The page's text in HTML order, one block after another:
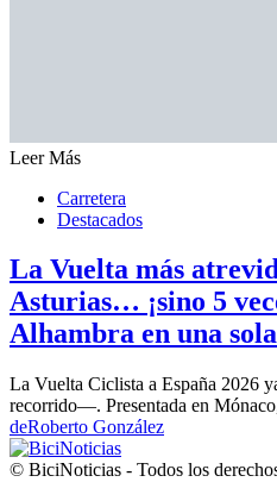
Leer Más
Carretera
Destacados
La Vuelta más
Asturias… ¡sino 5
Alhambra en una
La Vuelta Ciclista a España 2026
recorrido—. Presentada en
deRoberto González
© BiciNoticias - Todos los